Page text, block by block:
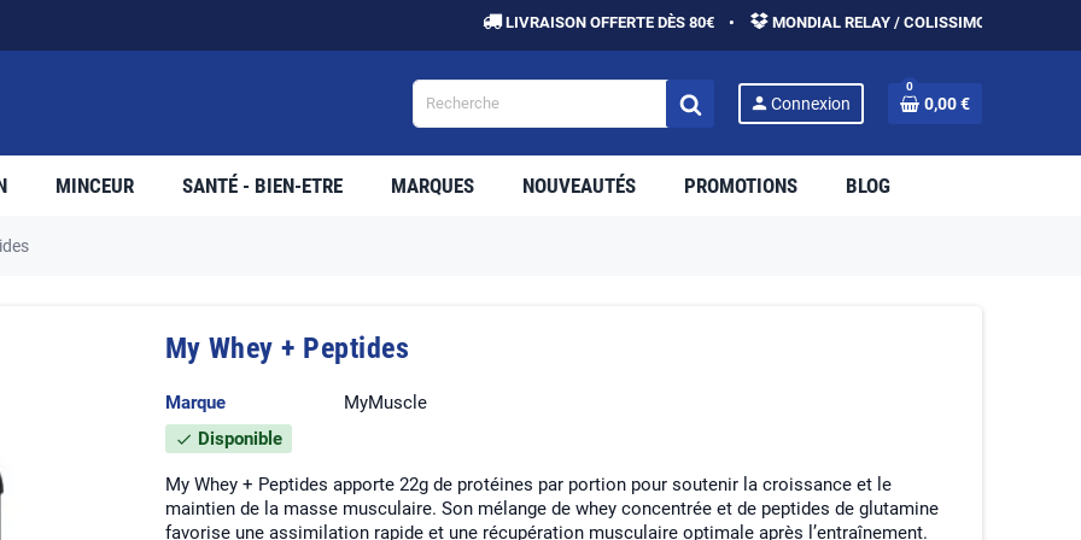
LIVRAISON OFFERTE DÈS 80€ • MONDIAL RELAY / COLISSIMO • PAIEMENT
person Connexion
0
0,00 €
MINCEUR SANTÉ - BIEN-ETRE MARQUES NOUVEAUTÉS PROMOTIONS BLOG
My Whey + Peptides
Marque MyMuscle
check Disponible
My Whey + Peptides apporte 22g de protéines par portion pour soutenir la croissance et le
maintien de la masse musculaire. Son mélange de whey concentrée et de peptides de glutamine
favorise une assimilation rapide et une récupération musculaire optimale après l’entraînement.